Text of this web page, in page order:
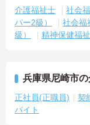
介護福祉士 社会
パー2級）
社会福
級）
精神保健福
兵庫県尼崎市
正社員(正職員) 契
バイト